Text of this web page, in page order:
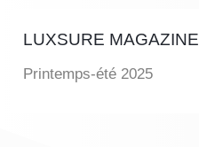
LUXSURE MAGAZINE
Printemps-été 2025